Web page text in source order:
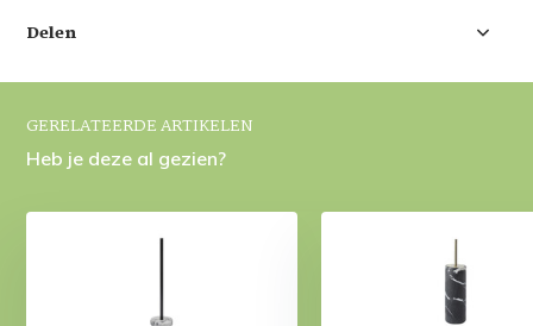
Delen
GERELATEERDE ARTIKELEN
Heb je deze al gezien?